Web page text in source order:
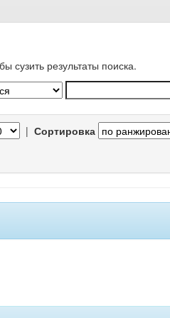
сузить результаты поиска.
| Сортировка